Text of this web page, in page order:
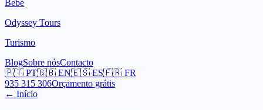
Bebé
Odyssey Tours
Turismo
BlogSobre nósContacto
🇵🇹 PT🇬🇧 EN🇪🇸 ES🇫🇷 FR
935 315 306Orçamento grátis
← Início